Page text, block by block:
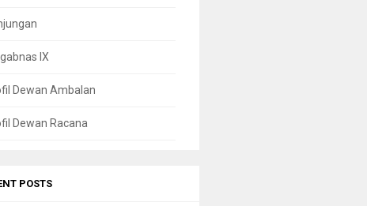
IX
Dewan Ambalan
Dewan Racana
POSTS